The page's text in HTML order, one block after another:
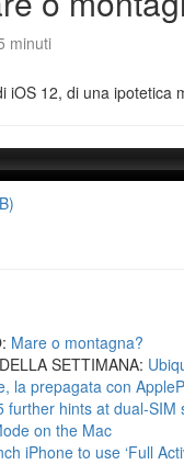
minuti
iOS 12, di una ipotetica
Mare o montagna?
SETTIMANA:
la prepagata con
further hints at dual-
on the Mac
iPhone to use ‘Full